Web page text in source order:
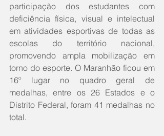
participação dos estudantes com
deficiência física, visual e intelectual
em atividades esportivas de todas as
escolas do território nacional,
promovendo ampla mobilização em
torno do esporte. O Maranhão ficou em
16º lugar no quadro geral de
medalhas, entre os 26 Estados e o
Distrito Federal, foram 41 medalhas no
total.